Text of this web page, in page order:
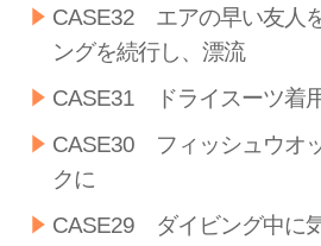
CASE32 エアの早い友人
ングを続行し、漂流
CASE31 ドライスーツ着
CASE30 フィッシュウオ
クに
CASE29 ダイビング中に